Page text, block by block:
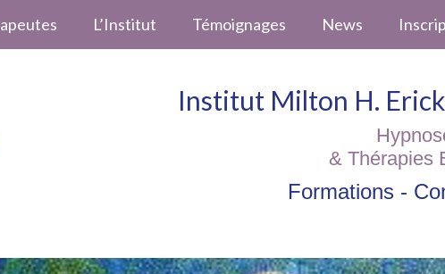
L’Institut Témoignages News
Institut Milton H.
& Thérapies
Formations -